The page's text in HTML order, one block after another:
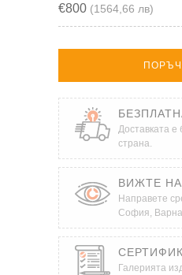
€800 (1564,66 лв)
Доставката е
страна.
ВИЖТЕ
Направете
София,
Галерията